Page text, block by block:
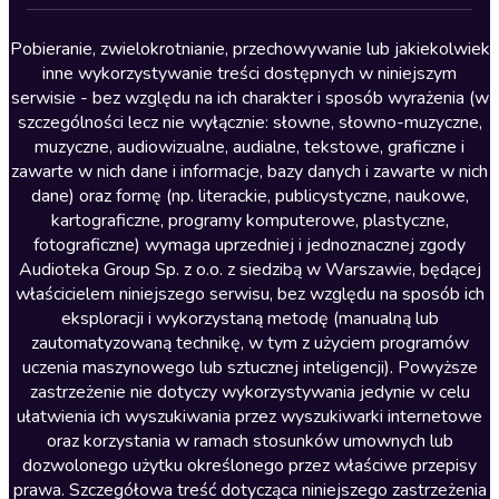
Lektury szkolne
Literatura anglojęzyczna
Literatura faktu
Literatura obyczajowa
Literatura piękna obca
Literatura piękna polska
Nagrania relaksacyjne
Nauka języków
Nauki humanistyczne
Podcasty i audycje
Polityka
Prasa
Religia
Pobieranie, zwielokrotnianie, przechowywanie lub jakiekolwiek
inne wykorzystywanie treści dostępnych w niniejszym
serwisie - bez względu na ich charakter i sposób wyrażenia (w
szczególności lecz nie wyłącznie: słowne, słowno-muzyczne,
muzyczne, audiowizualne, audialne, tekstowe, graficzne i
zawarte w nich dane i informacje, bazy danych i zawarte w nich
dane) oraz formę (np. literackie, publicystyczne, naukowe,
kartograficzne, programy komputerowe, plastyczne,
fotograficzne) wymaga uprzedniej i jednoznacznej zgody
Audioteka Group Sp. z o.o. z siedzibą w Warszawie, będącej
właścicielem niniejszego serwisu, bez względu na sposób ich
eksploracji i wykorzystaną metodę (manualną lub
zautomatyzowaną technikę, w tym z użyciem programów
uczenia maszynowego lub sztucznej inteligencji). Powyższe
zastrzeżenie nie dotyczy wykorzystywania jedynie w celu
ułatwienia ich wyszukiwania przez wyszukiwarki internetowe
oraz korzystania w ramach stosunków umownych lub
dozwolonego użytku określonego przez właściwe przepisy
prawa. Szczegółowa treść dotycząca niniejszego zastrzeżenia